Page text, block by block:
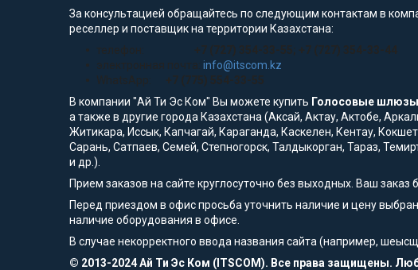
За консультацией обращайтесь по следующим контактам в
реселлер и поставщик на территории Казахстана:
телефон:
+7 (727) 354-33-55; +7 (727) 354-33-44
электронная почта: info@itscom.kz
WhatsApp: +7 (775) 554-33-55
В компании "Ай Ти Эс Ком" Вы можете купить Голосовые шлюзы
а также в другие города Казахстана (Аксай, Актау, Актобе,
Житикара, Иссык, Капчагай, Караганда, Каскелен, Кентау,
Сарань, Сатпаев, Семей, Степногорск, Талдыкорган, Тараз,
и др.).
Прием заказов на сайте круглосуточно без выходных. Ваш
Перед приездом в офис просьба уточнить наличие и цену
наличие оборудования в офисе.
В случае некорректного ввода названия сайта (например,
© 2013-2024 Ай Ти Эс Ком (ITSCOM). Все права защищены.